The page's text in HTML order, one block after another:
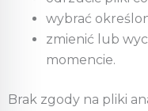
wybrać
zmienić lub
momencie.
Brak zgody na pliki